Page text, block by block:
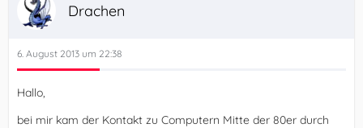
Drachen
6. August 2013 um 22:38
Hallo,
bei mir kam der Kontakt zu Computern Mitte der 80er durch